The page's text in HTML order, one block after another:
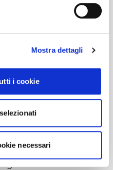
Mostra dettagli
i cookie
necessari
del festival inizia a
un ambiente sicuro
live diHarry Styles
facilità di accesso a